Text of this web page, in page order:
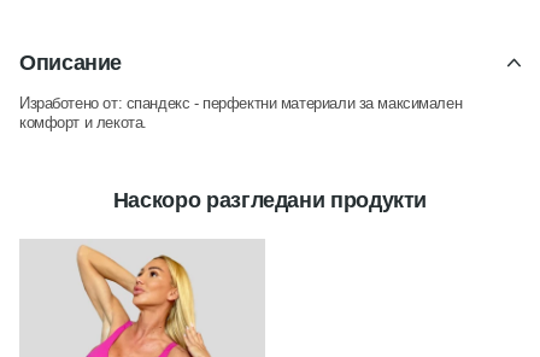
Описание
Изработено от: спандекс - перфектни материали за максимален
комфорт и лекота.
Наскоро разгледани продукти